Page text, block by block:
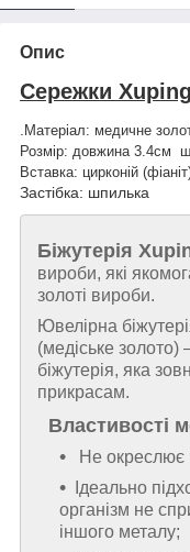
Опис
Сережки
. Матеріал: медичне
Розмір: довжина 3.4см
Вставка: цирконій
Застібка: шпилька
Біжутерія
вироби, які
золоті вироби.
Ювелірна
(медіське
біжутерія, яка
прикрасам.
Властивості
Не окреслює
Ідеально
організм не
іншого металу;